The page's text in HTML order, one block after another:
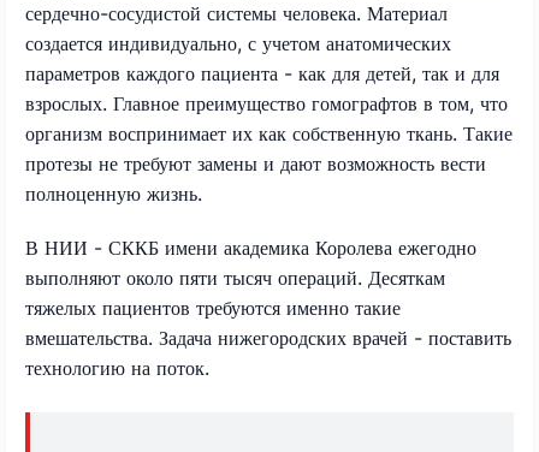
сердечно-сосудистой системы человека. Материал
создается индивидуально, с учетом анатомических
параметров каждого пациента - как для детей, так и для
взрослых. Главное преимущество гомографтов в том, что
организм воспринимает их как собственную ткань. Такие
протезы не требуют замены и дают возможность вести
полноценную жизнь.
В НИИ - СККБ имени академика Королева ежегодно
выполняют около пяти тысяч операций. Десяткам
тяжелых пациентов требуются именно такие
вмешательства. Задача нижегородских врачей - поставить
технологию на поток.